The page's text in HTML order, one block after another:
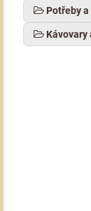
Potřeby
Kávovary